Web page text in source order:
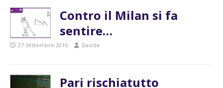
Contro il Milan si fa
sentire…
27 Settembre 2016 Davide
Pari rischiatutto